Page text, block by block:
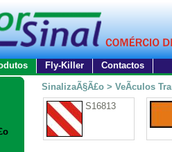
Fly-Killer
Contactos
SinalizaÃ§Ã£o > VeÃ­culos
S16813